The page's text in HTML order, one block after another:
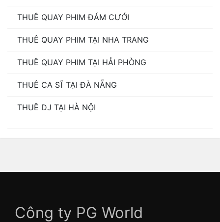
THUÊ QUAY PHIM ĐÁM CƯỚI
THUÊ QUAY PHIM TẠI NHA TRANG
THUÊ QUAY PHIM TẠI HẢI PHÒNG
THUÊ CA SĨ TẠI ĐÀ NẴNG
THUÊ DJ TẠI HÀ NỘI
Công ty PG World